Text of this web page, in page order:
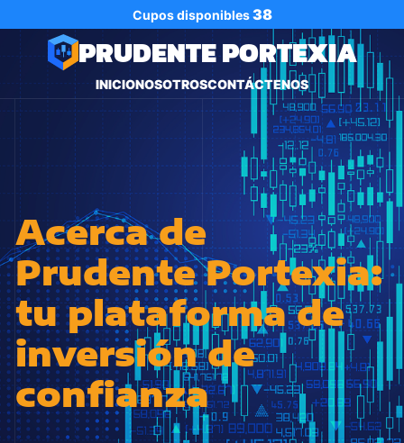
PRUDENTE PORTEXIA
INICIONOSOTROSCONTÁCTENOS
Cupos disponibles38
Acerca de
Prudente Portexia:
tu plataforma de
inversión de
confianza